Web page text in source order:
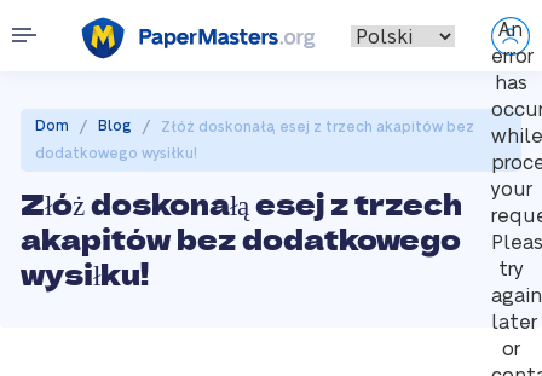
An
error
has
while
your
try
again
later
or
Dom / Blog /
Złóż doskonałą esej z trzech akapitów bez
dodatkowego wysiłku!
Złóż doskonałą esej z trzech
akapitów bez dodatkowego
wysiłku!